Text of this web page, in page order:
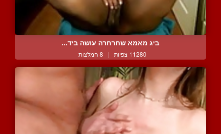
ביג מאמא שחרחרה עושה ביד...
11280 צפיות | 8 המלצות